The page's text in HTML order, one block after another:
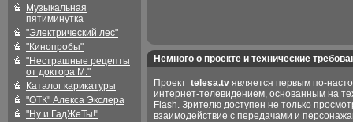
Музыкальная
пятиминутка
"Электрический лес"
"Кинопробы"
"Нестрашные рецепты
от доктора М."
Каталог карикатуры
"ОТК" Алекса Экслера
"Ну и ГадЖеТы!"
Немного о проекте и технические
Проект telesa.tv является первым по-
интернет-телевидением, основанным на
Flash. Зрителю доступен не только
взаимодействие с передачами и